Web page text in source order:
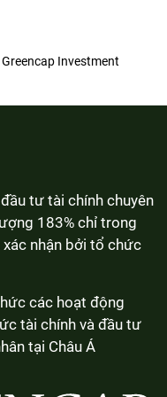
Investment
tư tài chính chuyên
183% chỉ trong
nhận bởi tổ chức
các hoạt động
tài chính và đầu tư
tại Châu Á